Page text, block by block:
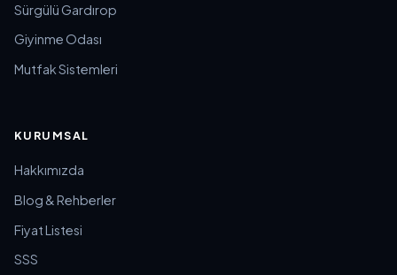
Sürgülü Gardırop
Giyinme Odası
Mutfak Sistemleri
KURUMSAL
Hakkımızda
Blog & Rehberler
Fiyat Listesi
SSS